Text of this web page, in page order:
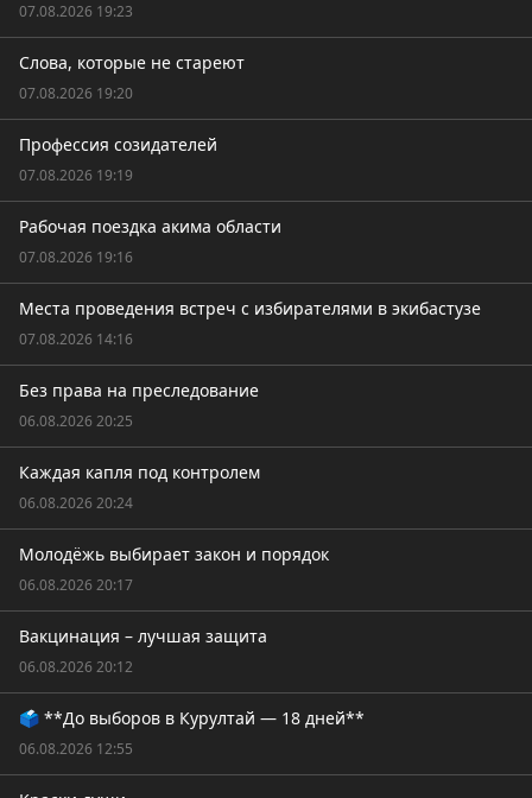
07.08.2026 19:23
Слова, которые не стареют
07.08.2026 19:20
Профессия созидателей
07.08.2026 19:19
Рабочая поездка акима области
07.08.2026 19:16
Места проведения встреч с избирателями в экибастузе
07.08.2026 14:16
Без права на преследование
06.08.2026 20:25
Каждая капля под контролем
06.08.2026 20:24
Молодёжь выбирает закон и порядок
06.08.2026 20:17
Вакцинация – лучшая защита
06.08.2026 20:12
🗳️ **До выборов в Курултай — 18 дней**
06.08.2026 12:55